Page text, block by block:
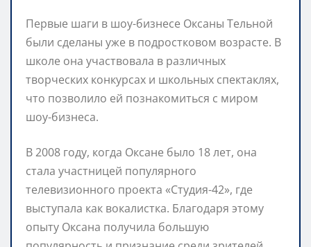
Первые шаги в шоу-бизнесе Оксаны Тельной
были сделаны уже в подростковом возрасте. В
школе она участвовала в различных
творческих конкурсах и школьных спектаклях,
что позволило ей познакомиться с миром
шоу-бизнеса.
В 2008 году, когда Оксане было 18 лет, она
стала участницей популярного
телевизионного проекта «Студия-42», где
выступала как вокалистка. Благодаря этому
опыту Оксана получила большую